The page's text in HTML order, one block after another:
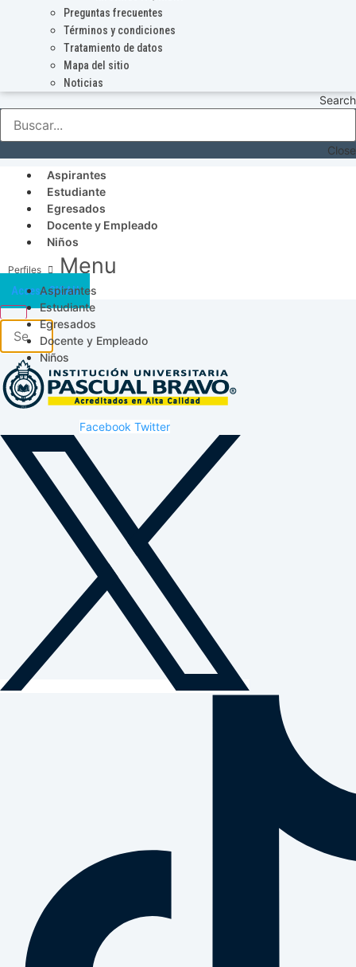
Preguntas frecuentes
Términos y condiciones
Tratamiento de datos
Mapa del sitio
Noticias
Search
Close
Aspirantes
Estudiante
Egresados
Docente y Empleado
Niños
Menu
Aspirantes
Estudiante
Egresados
Docente y Empleado
Niños
Acceso SICAU
Facebook Twitter